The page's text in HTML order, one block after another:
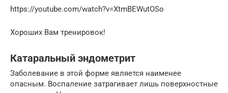
https://youtube.com/watch?v=XtmBEWutOSo
Хороших Вам тренировок!
Катаральный эндометрит
Заболевание в этой форме является наименее
опасным. Воспаление затрагивает лишь поверхностные